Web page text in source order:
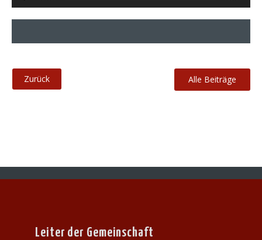
Player
Alle Beiträge
Leiter der Gemeinschaft